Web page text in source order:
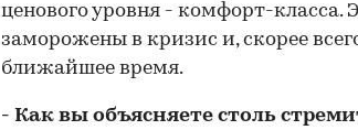
ценового уровня - комфорт-класса.
заморожены в кризис и, скорее
ближайшее время.
- Как вы объясняете столь